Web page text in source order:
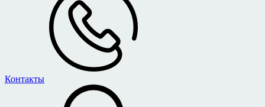
Контакты